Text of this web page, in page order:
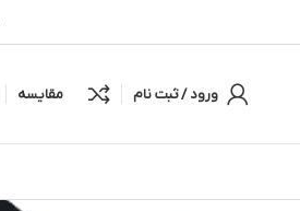
ورود / ثبت نام مقایسه